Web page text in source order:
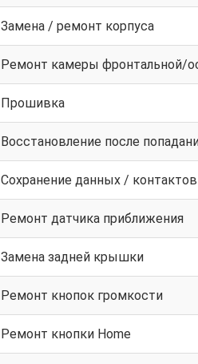
Замена / ремонт корпуса
Ремонт камеры фронтальной/
Прошивка
Восстановление после
Сохранение данных / контактов
Ремонт датчика приближения
Замена задней крышки
Ремонт кнопок громкости
Ремонт кнопки Home